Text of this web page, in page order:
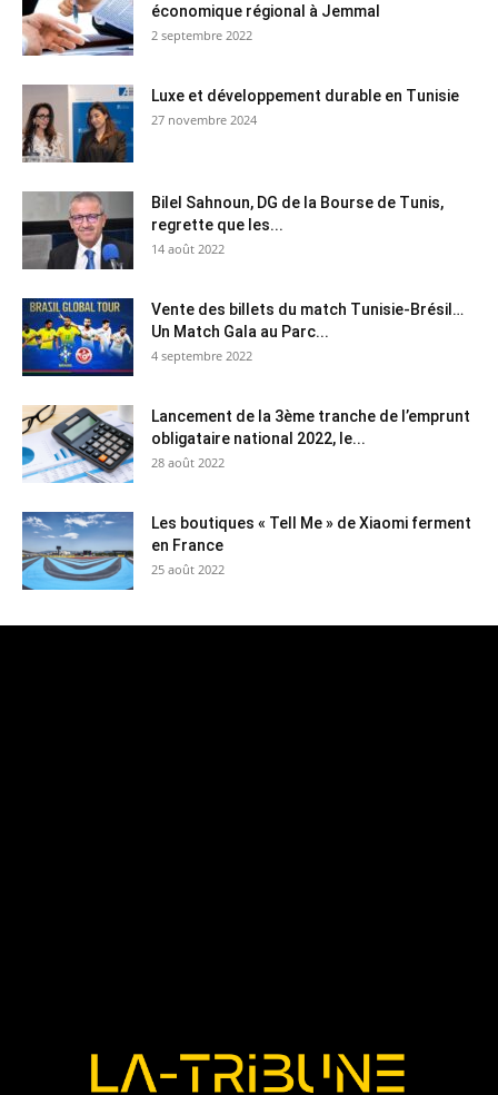
économique régional à Jemmal
2 septembre 2022
Luxe et développement durable en Tunisie
27 novembre 2024
Bilel Sahnoun, DG de la Bourse de Tunis,
regrette que les...
14 août 2022
Vente des billets du match Tunisie-Brésil…
Un Match Gala au Parc...
4 septembre 2022
Lancement de la 3ème tranche de l’emprunt
obligataire national 2022, le...
28 août 2022
Les boutiques « Tell Me » de Xiaomi ferment
en France
25 août 2022